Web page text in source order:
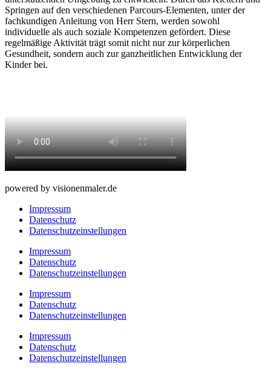
Springen auf den verschiedenen Parcours-Elementen, unter der
fachkundigen Anleitung von Herr Stern, werden sowohl
individuelle als auch soziale Kompetenzen gefördert. Diese
regelmäßige Aktivität trägt somit nicht nur zur körperlichen
Gesundheit, sondern auch zur ganzheitlichen Entwicklung der
Kinder bei.
powered by visionenmaler.de
Impressum
Datenschutz
Datenschutzeinstellungen
Impressum
Datenschutz
Datenschutzeinstellungen
Impressum
Datenschutz
Datenschutzeinstellungen
Impressum
Datenschutz
Datenschutzeinstellungen